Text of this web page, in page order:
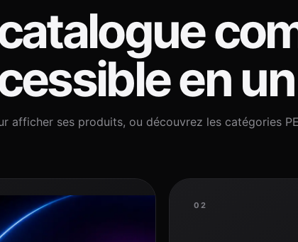
en
afficher ses produits, ou découvrez les catégories
02